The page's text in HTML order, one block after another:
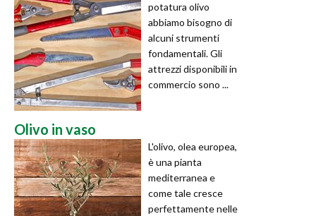
potatura olivo
abbiamo bisogno di
alcuni strumenti
fondamentali. Gli
attrezzi disponibili in
commercio sono ...
Olivo in vaso
L'olivo, olea europea,
è una pianta
mediterranea e
come tale cresce
perfettamente nelle